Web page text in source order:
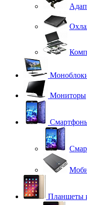
Мониторы
Планшеты